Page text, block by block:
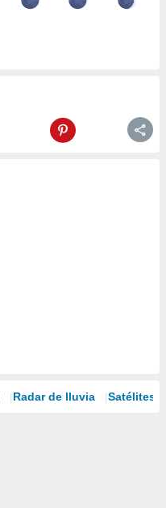
Radar de lluvia Satélites